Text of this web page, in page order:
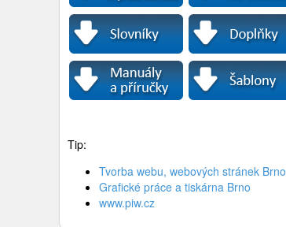
Tip:
Tvorba webu, webových stránek Brno
Grafické práce a tiskárna Brno
www.piw.cz